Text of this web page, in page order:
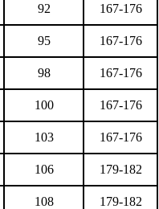
92 167-176
95 167-176
98 167-176
100 167-176
103 167-176
106 179-182
108 179-182